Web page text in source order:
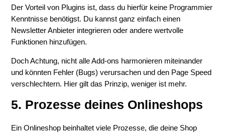
Der Vorteil von Plugins ist, dass du hierfür keine Programmier
Kenntnisse benötigst. Du kannst ganz einfach einen
Newsletter Anbieter integrieren oder andere wertvolle
Funktionen hinzufügen.
Doch Achtung, nicht alle Add-ons harmonieren miteinander
und könnten Fehler (Bugs) verursachen und den Page Speed
verschlechtern. Hier gilt das Prinzip, weniger ist mehr.
5. Prozesse deines Onlineshops
Ein Onlineshop beinhaltet viele Prozesse, die deine Shop